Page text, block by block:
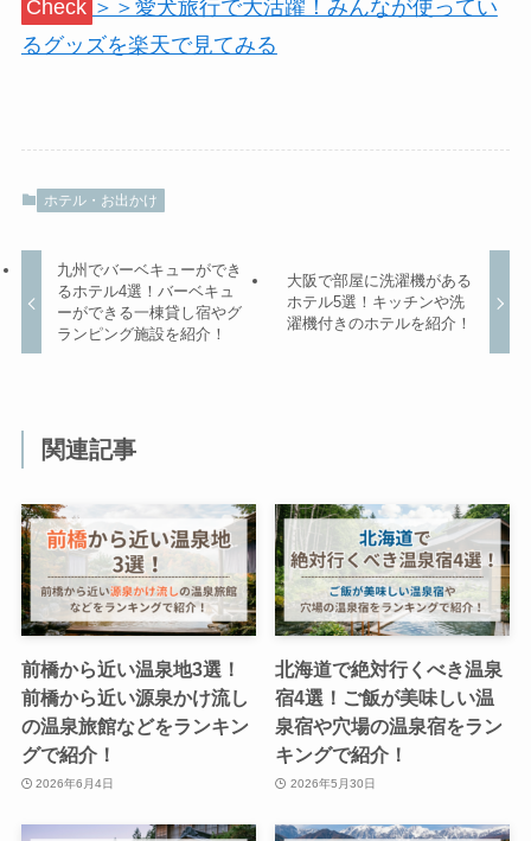
Check ＞＞愛犬旅行で大活躍！みんなが使ってい
るグッズを楽天で見てみる
ホテル・お出かけ
九州でバーベキューができ
るホテル4選！バーベキュ
ーができる一棟貸し宿やグ
ランピング施設を紹介！
大阪で部屋に洗濯機がある
ホテル5選！キッチンや洗
濯機付きのホテルを紹介！
関連記事
前橋から近い温泉地3選！
前橋から近い源泉かけ流し
の温泉旅館などをランキン
グで紹介！
2026年6月4日
北海道で絶対行くべき温泉
宿4選！ご飯が美味しい温
泉宿や穴場の温泉宿をラン
キングで紹介！
2026年5月30日